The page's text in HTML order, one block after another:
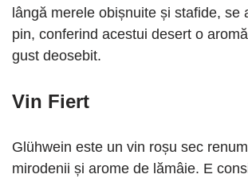
lângă merele obișnuite și stafide, se
pin, conferind acestui desert o
gust deosebit.
Vin Fiert
Glühwein este un vin roșu sec
mirodenii și arome de lămâie. E